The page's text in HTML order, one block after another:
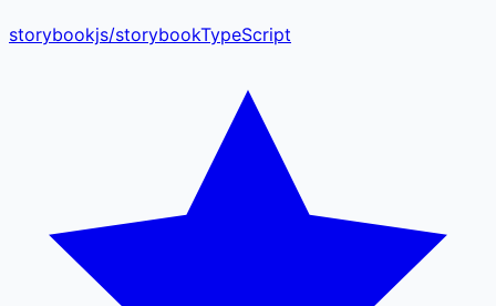
storybookjs/storybookTypeScript